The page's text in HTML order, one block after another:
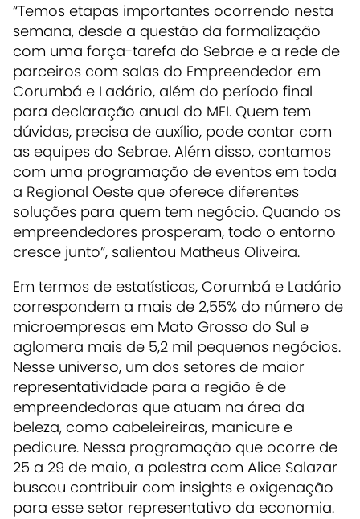
“Temos etapas importantes ocorrendo nesta
semana, desde a questão da formalização
com uma força-tarefa do Sebrae e a rede de
parceiros com salas do Empreendedor em
Corumbá e Ladário, além do período final
para declaração anual do MEI. Quem tem
dúvidas, precisa de auxílio, pode contar com
as equipes do Sebrae. Além disso, contamos
com uma programação de eventos em toda
a Regional Oeste que oferece diferentes
soluções para quem tem negócio. Quando os
empreendedores prosperam, todo o entorno
cresce junto”, salientou Matheus Oliveira.
Em termos de estatísticas, Corumbá e Ladário
correspondem a mais de 2,55% do número de
microempresas em Mato Grosso do Sul e
aglomera mais de 5,2 mil pequenos negócios.
Nesse universo, um dos setores de maior
representatividade para a região é de
empreendedoras que atuam na área da
beleza, como cabeleireiras, manicure e
pedicure. Nessa programação que ocorre de
25 a 29 de maio, a palestra com Alice Salazar
buscou contribuir com insights e oxigenação
para esse setor representativo da economia.